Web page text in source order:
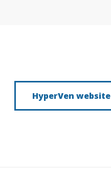
HyperVen website